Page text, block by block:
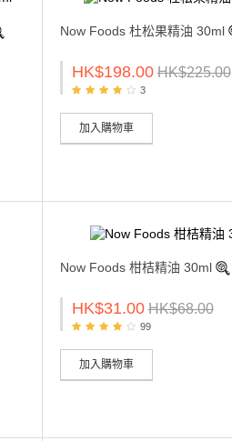
Now Foods 杜松果精油 30ml
HK$198.00 HK$225.00
3
加入購物車
Now Foods 柑桔精油 30ml
HK$31.00 HK$68.00
99
加入購物車